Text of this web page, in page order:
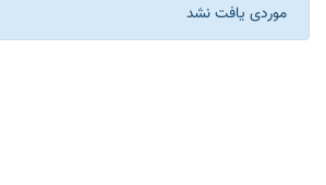
موردی یافت نشد